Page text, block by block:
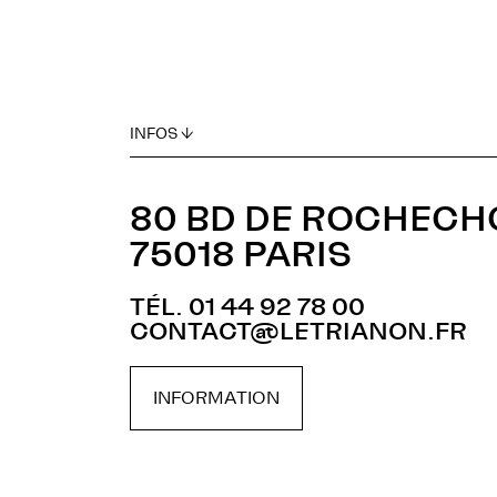
INFOS ↓
80 BD DE
75018 PARIS
TÉL. 01 44 92 78 00
CONTACT@LETRIANON.FR
INFORMATION